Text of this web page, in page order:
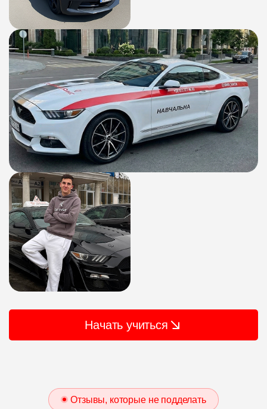
Начать учиться
Отзывы, которые не подделать